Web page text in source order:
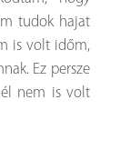
tudok hajat
is volt időm,
Ez persze
nem is volt